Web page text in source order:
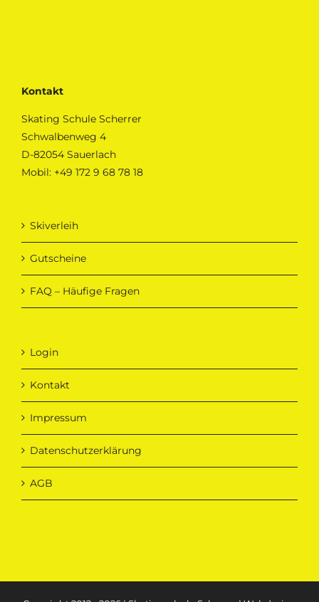
Kontakt
Skating Schule Scherrer
Schwalbenweg 4
D-82054 Sauerlach
Mobil: +49 172 9 68 78 18
Skiverleih
Gutscheine
FAQ – Häufige Fragen
Login
Kontakt
Impressum
Datenschutzerklärung
AGB